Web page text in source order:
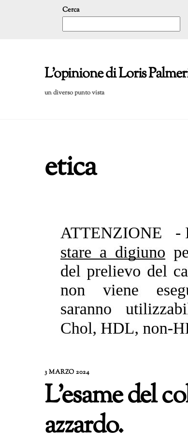
Cerca
L'opinione di Loris
un diverso punto vista
etica
3 MARZO 2024
L’esame del
azzardo.